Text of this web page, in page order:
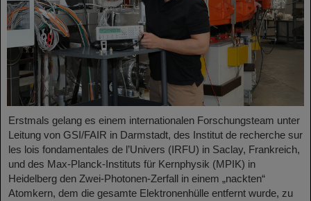
Erstmals gelang es einem internationalen Forschungsteam unter
Leitung von GSI/FAIR in Darmstadt, des Institut de recherche sur
les lois fondamentales de l’Univers (IRFU) in Saclay, Frankreich,
und des Max-Planck-Instituts für Kernphysik (MPIK) in
Heidelberg den Zwei-Photonen-Zerfall in einem „nackten“
Atomkern, dem die gesamte Elektronenhülle entfernt wurde, zu